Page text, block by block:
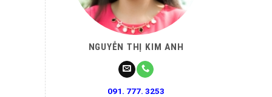
NGUYỄN THỊ KIM ANH
091. 777. 3253